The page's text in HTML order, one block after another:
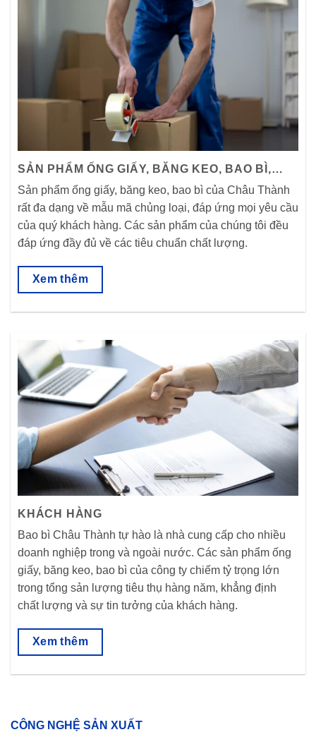
SẢN PHẨM ỐNG GIẤY, BĂNG KEO, BAO BÌ,…
Sản phẩm ống giấy, băng keo, bao bì của Châu Thành
rất đa dạng về mẫu mã chủng loại, đáp ứng mọi yêu cầu
của quý khách hàng. Các sản phẩm của chúng tôi đều
đáp ứng đầy đủ về các tiêu chuẩn chất lượng.
Xem thêm
KHÁCH HÀNG
Bao bì Châu Thành tự hào là nhà cung cấp cho nhiều
doanh nghiệp trong và ngoài nước. Các sản phẩm ống
giấy, băng keo, bao bì của công ty chiếm tỷ trọng lớn
trong tổng sản lượng tiêu thụ hàng năm, khẳng định
chất lượng và sự tin tưởng của khách hàng.
Xem thêm
CÔNG NGHỆ SẢN XUẤT